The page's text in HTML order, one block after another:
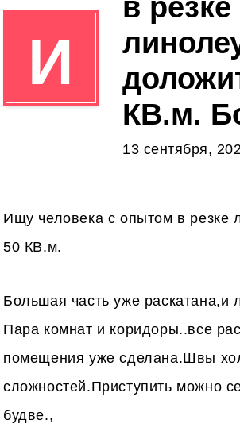
И
в резке
КВ.м.
13 сентября,
Ищу человека с опытом в резке
50 КВ.м.
Большая часть уже раскатана,и
Пара комнат и коридоры..все
помещения уже сделана.Швы
сложностей.Приступить можно
будве.,